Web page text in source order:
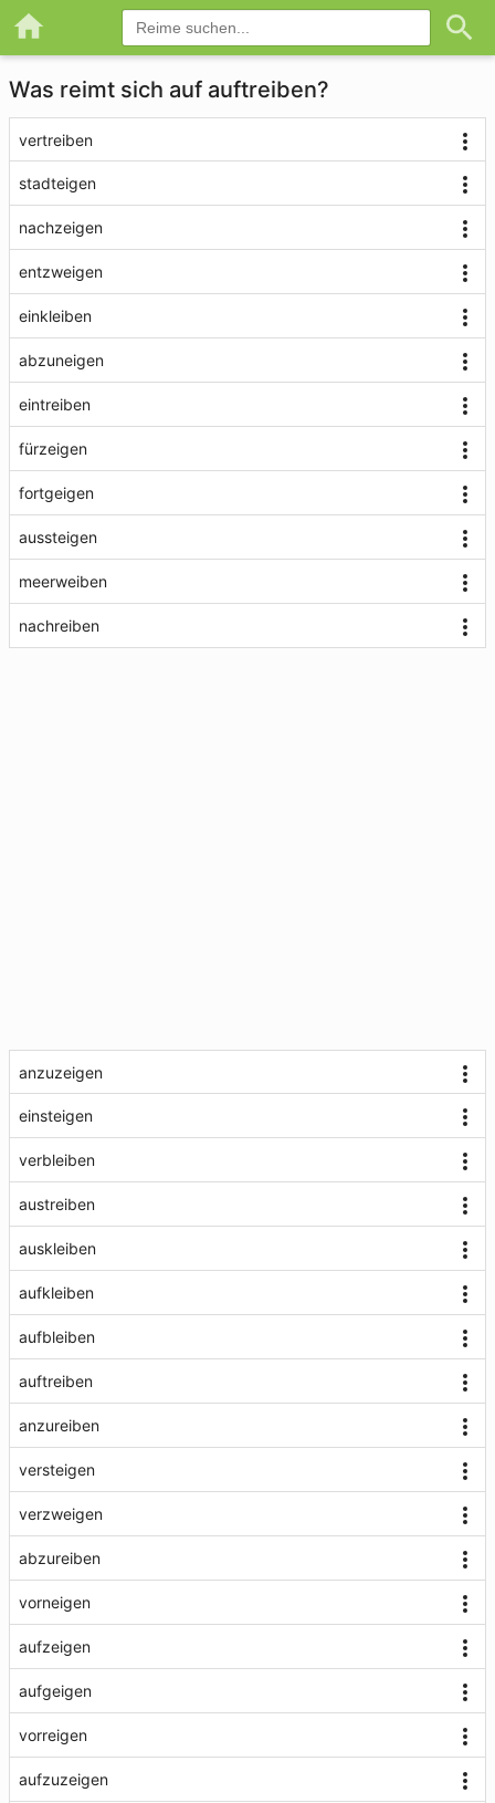
Was reimt sich auf auftreiben?
vertreiben
stadteigen
nachzeigen
entzweigen
einkleiben
abzuneigen
eintreiben
fürzeigen
fortgeigen
aussteigen
meerweiben
nachreiben
anzuzeigen
einsteigen
verbleiben
austreiben
auskleiben
aufkleiben
aufbleiben
auftreiben
anzureiben
versteigen
verzweigen
abzureiben
vorneigen
aufzeigen
aufgeigen
vorreigen
aufzuzeigen